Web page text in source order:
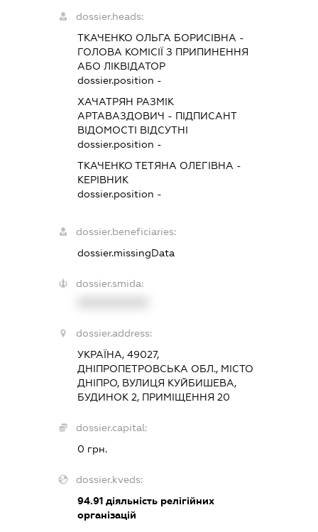
dossier.heads:
ТКАЧЕНКО ОЛЬГА БОРИСІВНА -
ГОЛОВА КОМІСІЇ З ПРИПИНЕННЯ
АБО ЛІКВІДАТОР
dossier.position -
ХАЧАТРЯН РАЗМІК
АРТАВАЗДОВИЧ - ПІДПИСАНТ
ВІДОМОСТІ ВІДСУТНІ
dossier.position -
ТКАЧЕНКО ТЕТЯНА ОЛЕГІВНА -
КЕРІВНИК
dossier.position -
dossier.beneficiaries:
dossier.missingData
dossier.smida:
dossier.address:
УКРАЇНА, 49027,
ДНІПРОПЕТРОВСЬКА ОБЛ., МІСТО
ДНІПРО, ВУЛИЦЯ КУЙБИШЕВА,
БУДИНОК 2, ПРИМІЩЕННЯ 20
dossier.capital:
0 грн.
dossier.kveds:
94.91 діяльність релігійних
організацій